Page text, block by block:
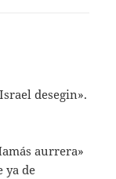
desegin».
aurrera»
ya de